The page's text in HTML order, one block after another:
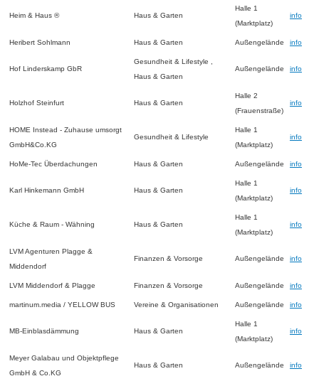
Heim & Haus ® Haus & Garten
Halle 1
(Marktplatz)
info
Heribert Sohlmann Haus & Garten Außengelände info
Hof Linderskamp GbR
Gesundheit & Lifestyle ,
Haus & Garten
Außengelände info
Holzhof Steinfurt Haus & Garten
Halle 2
(Frauenstraße)
info
HOME Instead - Zuhause umsorgt
GmbH&Co.KG
Gesundheit & Lifestyle
Halle 1
(Marktplatz)
info
HoMe-Tec Überdachungen Haus & Garten Außengelände info
Karl Hinkemann GmbH Haus & Garten
Halle 1
(Marktplatz)
info
Küche & Raum - Wähning Haus & Garten
Halle 1
(Marktplatz)
info
LVM Agenturen Plagge &
Middendorf
Finanzen & Vorsorge Außengelände info
LVM Middendorf & Plagge Finanzen & Vorsorge Außengelände info
martinum.media / YELLOW BUS Vereine & Organisationen Außengelände info
MB-Einblasdämmung Haus & Garten
Halle 1
(Marktplatz)
info
Meyer Galabau und Objektpflege
GmbH & Co.KG
Haus & Garten Außengelände info